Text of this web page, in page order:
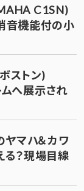
C1SN)
音機能付の小
ストン)
へ展示され
ヤマハ＆カワ
る？現場目線